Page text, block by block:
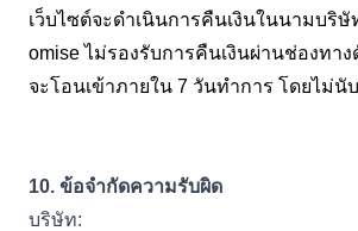
เว็บไซต์จะดำเนินการคืนเงินในนามบริษั
omiseไม่รองรับการคืนเงินผ่านช่องทาง
จะโอนเข้าภายใน 7 วันทำการ โดยไม่นั
10. ข้อจำกัดความรับผิด
บริษัท: